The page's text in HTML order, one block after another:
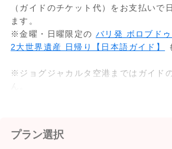
（ガイドのチケット代）をお支払いで
ます。
※金曜・日曜限定の バリ発 ボロブド
2大世界遺産 日帰り【日本語ガイド】
※ジョグジャカルタ空港まではガイド
プラン選択